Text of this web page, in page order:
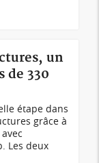
un
de 330
étape dans
grâce à
Les deux